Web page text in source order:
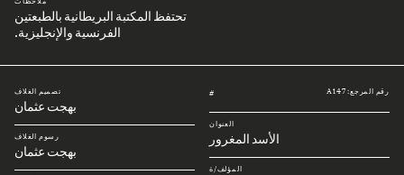
تحتفظ المكتبة البريطانية بالطبعتين
الفرنسية والإنجليزية.
رقم المرجع: A147 #
العنوان
الأسد المغرور
المؤلف/ة
تصميم الغلاف
بهجت عثمان
رسوم الغلاف
بهجت عثمان